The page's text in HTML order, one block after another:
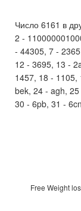
Число 6161 в
2 -
- 44305, 7 -
12 - 3695, 13 -
1457, 18 -
bek, 24 - agh,
30 - 6pb, 31 -
Free Weight